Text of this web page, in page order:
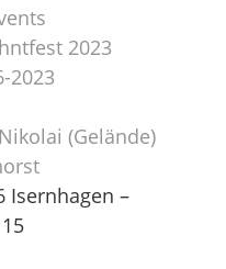
2023
2023
(Gelände)
Isernhagen –